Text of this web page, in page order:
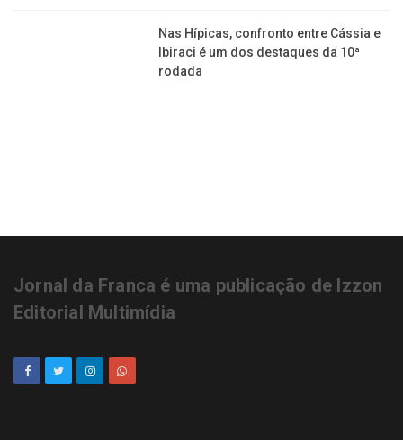
Nas Hípicas, confronto entre Cássia e
Ibiraci é um dos destaques da 10ª
rodada
Jornal da Franca é uma publicação de Izzon
Editorial Multimídia